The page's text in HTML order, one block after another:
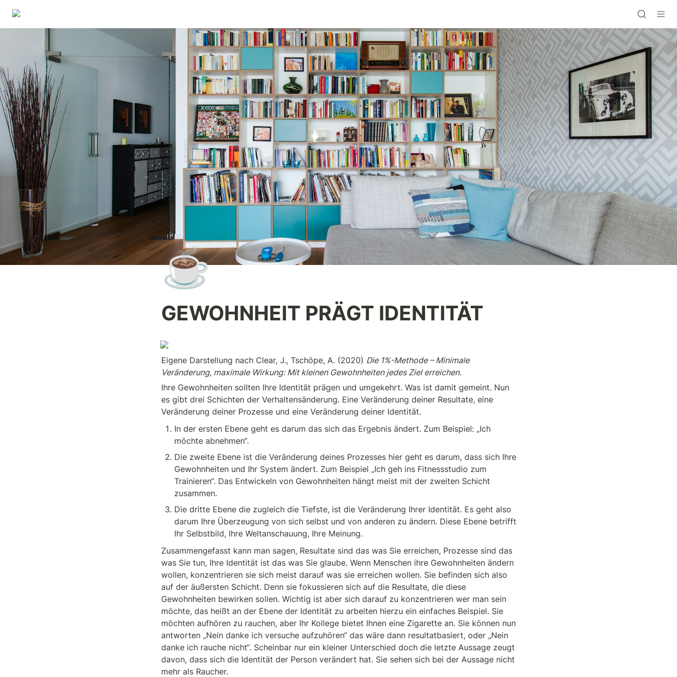
☕
GEWOHNHEIT PRÄGT IDENTITÄT
Eigene Darstellung nach Clear, J., Tschöpe, A. (2020) Die 1%-Methode – Minimale
Veränderung, maximale Wirkung: Mit kleinen Gewohnheiten jedes Ziel erreichen.
Ihre Gewohnheiten sollten Ihre Identität prägen und umgekehrt. Was ist damit gemeint. Nun
es gibt drei Schichten der Verhaltensänderung. Eine Veränderung deiner Resultate, eine
Veränderung deiner Prozesse und eine Veränderung deiner Identität.
In der ersten Ebene geht es darum das sich das Ergebnis ändert. Zum Beispiel: „Ich
möchte abnehmen“.
Die zweite Ebene ist die Veränderung deines Prozesses hier geht es darum, dass sich Ihre
Gewohnheiten und Ihr System ändert. Zum Beispiel „Ich geh ins Fitnessstudio zum
Trainieren“. Das Entwickeln von Gewohnheiten hängt meist mit der zweiten Schicht
zusammen.
Die dritte Ebene die zugleich die Tiefste, ist die Veränderung Ihrer Identität. Es geht also
darum Ihre Überzeugung von sich selbst und von anderen zu ändern. Diese Ebene betrifft
Ihr Selbstbild, Ihre Weltanschauung, Ihre Meinung.
Zusammengefasst kann man sagen, Resultate sind das was Sie erreichen, Prozesse sind das
was Sie tun, Ihre Identität ist das was Sie glaube. Wenn Menschen ihre Gewohnheiten ändern
wollen, konzentrieren sie sich meist darauf was sie erreichen wollen. Sie befinden sich also
auf der äußersten Schicht. Denn sie fokussieren sich auf die Resultate, die diese
Gewohnheiten bewirken sollen. Wichtig ist aber sich darauf zu konzentrieren wer man sein
möchte, das heißt an der Ebene der Identität zu arbeiten hierzu ein einfaches Beispiel. Sie
möchten aufhören zu rauchen, aber Ihr Kollege bietet Ihnen eine Zigarette an. Sie können nun
antworten „Nein danke ich versuche aufzuhören“ das wäre dann resultatbasiert, oder „Nein
danke ich rauche nicht“. Scheinbar nur ein kleiner Unterschied doch die letzte Aussage zeugt
davon, dass sich die Identität der Person verändert hat. Sie sehen sich bei der Aussage nicht
mehr als Raucher.